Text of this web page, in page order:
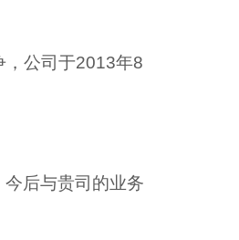
，公司于2013年8
今后与贵司的业务